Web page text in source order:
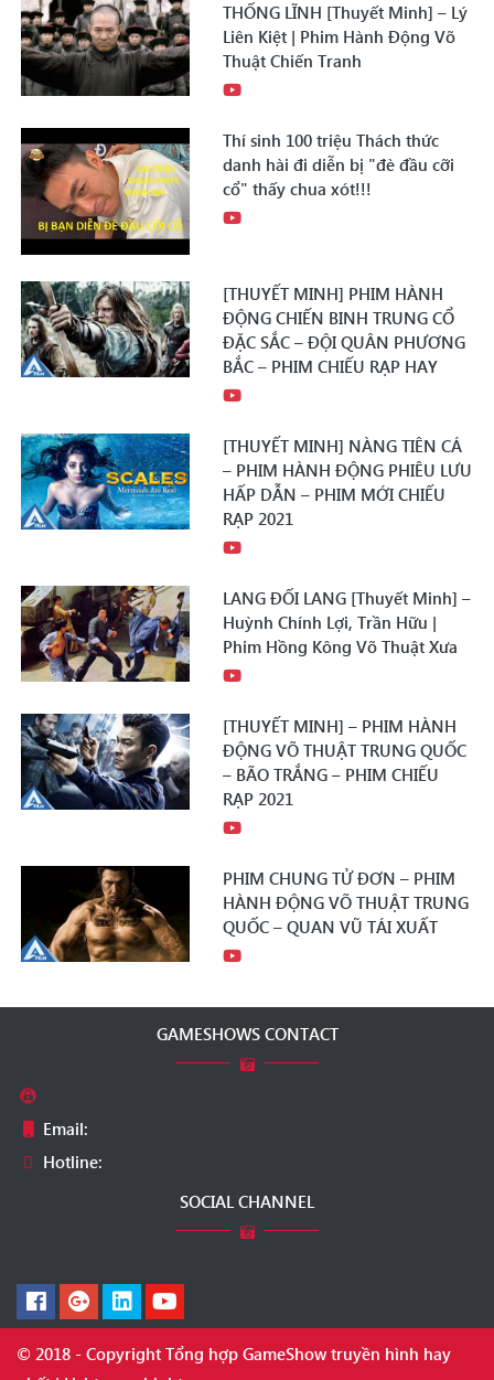
THỐNG LĨNH [Thuyết Minh] – Lý
Liên Kiệt | Phim Hành Động Võ
Thuật Chiến Tranh
Thí sinh 100 triệu Thách thức
danh hài đi diễn bị "đè đầu cỡi
cổ" thấy chua xót!!!
[THUYẾT MINH] PHIM HÀNH
ĐỘNG CHIẾN BINH TRUNG CỔ
ĐẶC SẮC – ĐỘI QUÂN PHƯƠNG
BẮC – PHIM CHIẾU RẠP HAY
[THUYẾT MINH] NÀNG TIÊN CÁ
– PHIM HÀNH ĐỘNG PHIÊU LƯU
HẤP DẪN – PHIM MỚI CHIẾU
RẠP 2021
LANG ĐỐI LANG [Thuyết Minh] –
Huỳnh Chính Lợi, Trần Hữu |
Phim Hồng Kông Võ Thuật Xưa
[THUYẾT MINH] – PHIM HÀNH
ĐỘNG VÕ THUẬT TRUNG QUỐC
– BÃO TRẮNG – PHIM CHIẾU
RẠP 2021
PHIM CHUNG TỬ ĐƠN – PHIM
HÀNH ĐỘNG VÕ THUẬT TRUNG
QUỐC – QUAN VŨ TÁI XUẤT
GAMESHOWS CONTACT
Email:
Hotline:
SOCIAL CHANNEL
© 2018 - Copyright Tổng hợp GameShow truyền hình hay